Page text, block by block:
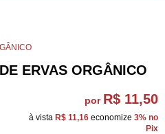
ERVAS ORGÂNICO
por R$ 11,50
à vista R$ 11,16 economize 3% no
Pix